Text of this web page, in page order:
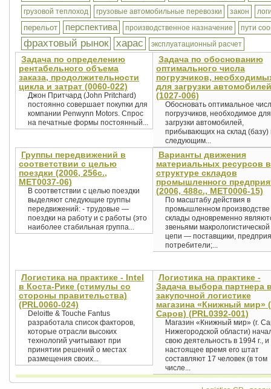
грузовой теплоход
грузовые автомобильные перевозки закон
перельот перспектива производственное назначение пути
фрахтовый рынок харас эксплуатационный расчет
Задача по определению
рентабельного объема
заказа, продолжительности
цикла и затрат (0060-022)
Джон Притчард (John Pritchard)
постоянно совершает покупки для
компании Penwynn Motors. Спрос
на печатные формы постоянный...
Задача по обоснованию
оптимального числа
погрузчиков,
для загрузки автомобилей
(1027-006)
Обосновать оптимальное
погрузчиков, необходимое для
загрузки автомобилей,
прибывающих на склад (базу)
следующим...
Группы передвижений в
соответствии с целью
поездки (2006, 256с.,
MET0037-06)
В соответствии с целью поездки
выделяют следующие группы
передвижений: - трудовые —
поездки на работу и с работы (это
наиболее стабильная группа...
Варианты движения
материальных ресурсов в
структуре складов
промышленного
(2006, 488с., MET0006-15)
По масштабу действия в
промышленном производстве
склады одновременно
звеньями макрологистической
цепи — поставщики,
потребители;...
Логистика на практике - Intel
в Коста-Рике (стимулы со
стороны правительства)
(PRL0060-024)
Deloitte & Touche Fantus
разработала список факторов,
которые отрасли высоких
технологий учитывают при
принятии решений о местах
размещения своих...
Логистика на практике -
Задача выбора партнера
закупочной логистике
магазина «Книжный мир»
Саров) (PRL0392-001)
Магазин «Книжный мир» (г.
Нижегородской области)
свою деятельность в 1994 г., и
настоящее время его штат
составляют 17 человек (в том
числе...